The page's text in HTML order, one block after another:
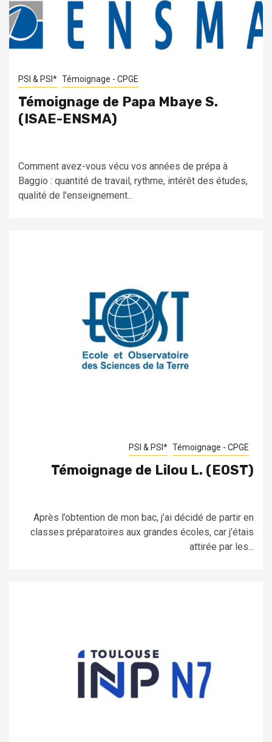
PSI & PSI* Témoignage - CPGE
Témoignage de Papa Mbaye S.
(ISAE-ENSMA)
Comment avez-vous vécu vos années de prépa à
Baggio : quantité de travail, rythme, intérêt des études,
qualité de l'enseignement...
PSI & PSI* Témoignage - CPGE
Témoignage de Lilou L. (EOST)
Après l’obtention de mon bac, j’ai décidé de partir en
classes préparatoires aux grandes écoles, car j’étais
attirée par les...